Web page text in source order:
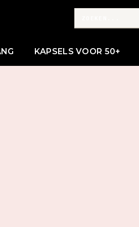
KAPSELS VOOR 50+